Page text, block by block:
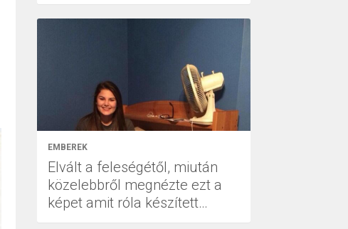
EMBEREK
Elvált a feleségétől, miután
közelebbről megnézte ezt a
képet amit róla készített…